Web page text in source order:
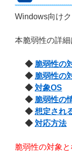
Windows向け
本脆弱性の詳細
◆ 脆弱性の
◆ 脆弱性の
◆ 対象OS
◆ 脆弱性の
◆ 想定され
◆ 対応方法
脆弱性の対象